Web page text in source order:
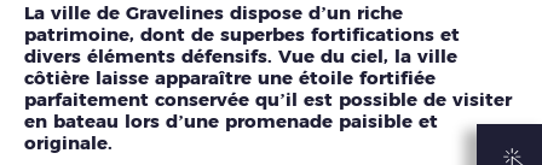
La ville de Gravelines dispose d’un riche
patrimoine, dont de superbes fortifications et
divers éléments défensifs. Vue du ciel, la ville
côtière laisse apparaître une étoile fortifiée
parfaitement conservée qu’il est possible de visiter
en bateau lors d’une promenade paisible et
originale.